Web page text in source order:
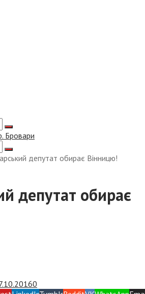
депутат обирає Вінницю!
депутат обирає
0